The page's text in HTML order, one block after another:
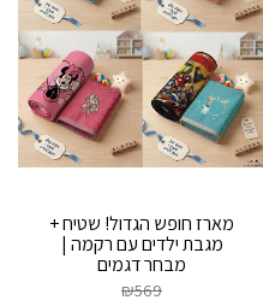
מארז חופש הגדול! שטיח +
מגבת ילדים עם רקמה |
מבחר דגמים
₪569